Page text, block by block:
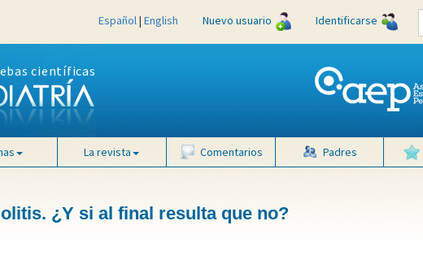
Español| English Nuevo usuario Identificarse
científicas
La revista Comentarios Padres
¿Y si al final resulta que no?